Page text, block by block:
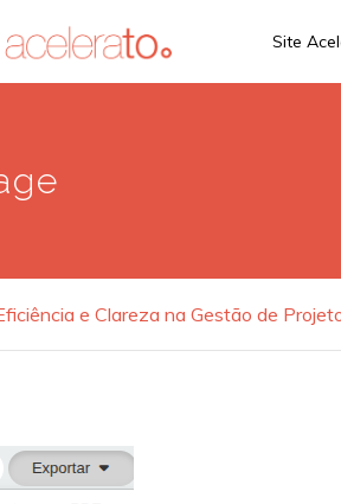
Site
e Clareza na Gestão de